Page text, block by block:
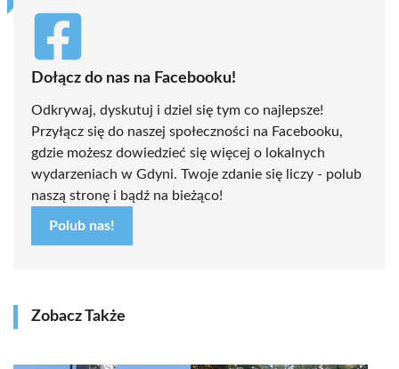
Dołącz do nas na Facebooku!
Odkrywaj, dyskutuj i dziel się tym co najlepsze!
Przyłącz się do naszej społeczności na Facebooku,
gdzie możesz dowiedzieć się więcej o lokalnych
wydarzeniach w Gdyni. Twoje zdanie się liczy - polub
naszą stronę i bądź na bieżąco!
Polub nas!
Zobacz Także